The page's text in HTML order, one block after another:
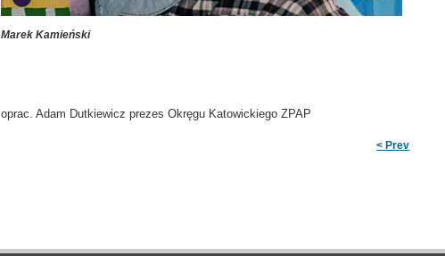
Marek Kamieński
oprac. Adam Dutkiewicz prezes Okręgu Katowickiego ZPAP
< Prev